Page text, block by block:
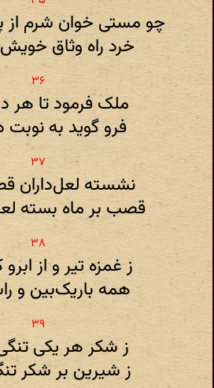
چو مستی خوان شرم
خرد راه وثاق
ملک فرمود تا هر
فرو گوید به نوبت
نشسته
قصب بر ماه بسته
ز غمزه تیر و از
همه باریک‌بین و
ز شکر هر یکی
ز شیرین بر شکر